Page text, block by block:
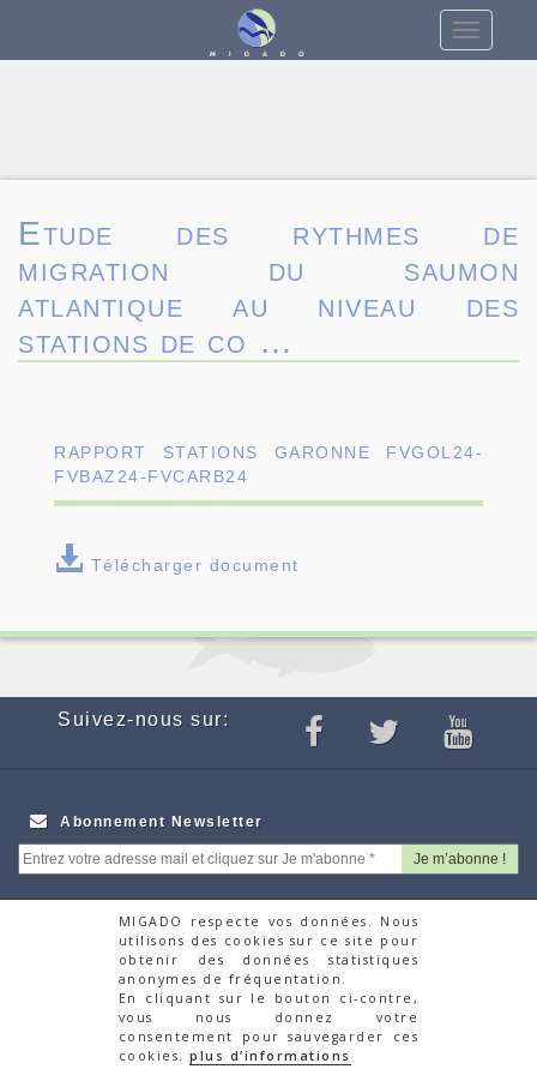
MIGADO respecte vos données. Nous
utilisons des cookies sur ce site pour
obtenir des données statistiques
anonymes de fréquentation.
En cliquant sur le bouton ci-contre,
vous nous donnez votre
consentement pour sauvegarder ces
cookies.plus d’informations
Toggle
Etude des rythmes de
migration du saumon
atlantique au niveau des
stations de co …
RAPPORT STATIONS GARONNE FVGOL24-
FVBAZ24-FVCARB24
Télécharger document
Suivez-nous sur:
Abonnement Newsletter
Partenaires
Autres Associations
Appels d'offres
Recrutement
Faire un don via la
plateforme HelloAsso